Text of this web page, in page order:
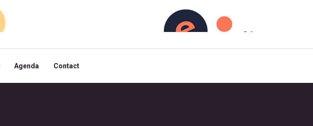
Agenda Contact